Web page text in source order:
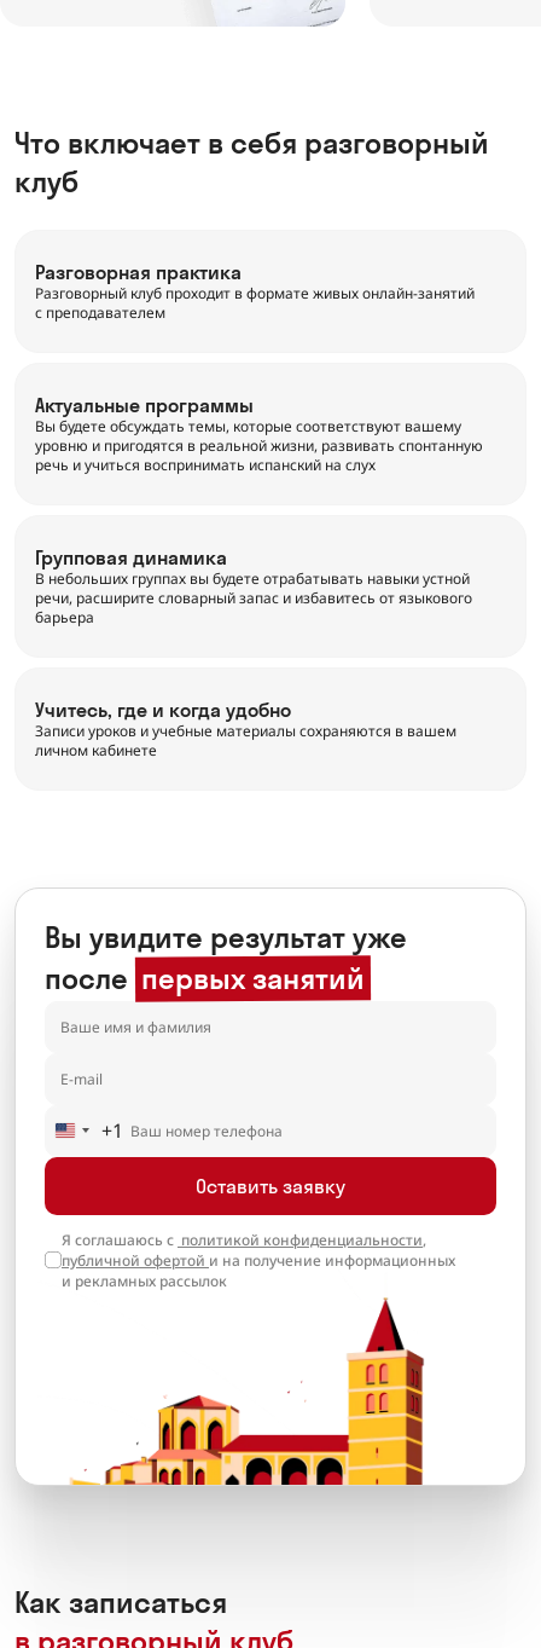
Что включает в себя разговорный
клуб
Разговорная практика
Разговорный клуб проходит в формате живых онлайн-занятий
с преподавателем
Актуальные программы
Вы будете обсуждать темы, которые соответствуют вашему
уровню и пригодятся в реальной жизни, развивать спонтанную
речь и учиться воспринимать испанский на слух
Групповая динамика
В небольших группах вы будете отрабатывать навыки устной
речи, расширите словарный запас и избавитесь от языкового
барьера
Учитесь, где и когда удобно
Записи уроков и учебные материалы сохраняются в вашем
личном кабинете
Вы увидите результат уже
после первых занятий
United
States
+1
Оставить заявку
Я соглашаюсь с политикой конфиденциальности,
публичной офертой и на получение информационных
и рекламных рассылок
Как записаться
в разговорный клуб